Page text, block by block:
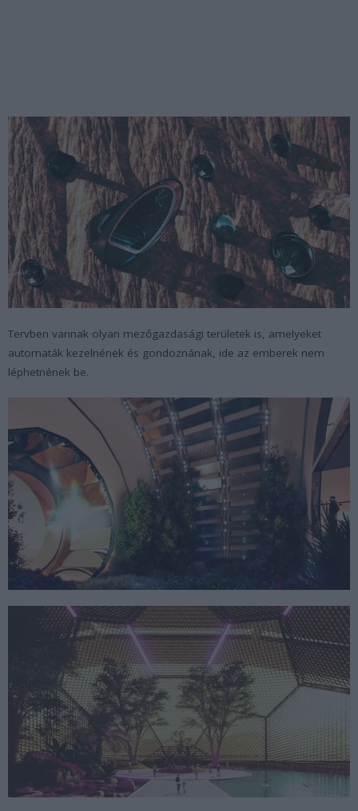
Tervben vannak olyan mezőgazdasági területek is, amelyeket
automaták kezelnének és gondoznának, ide az emberek nem
léphetnének be.